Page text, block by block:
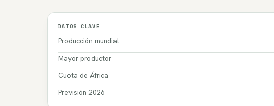
DATOS CLAVE
Producción mundial
Mayor productor
Cuota de África
Previsión 2026